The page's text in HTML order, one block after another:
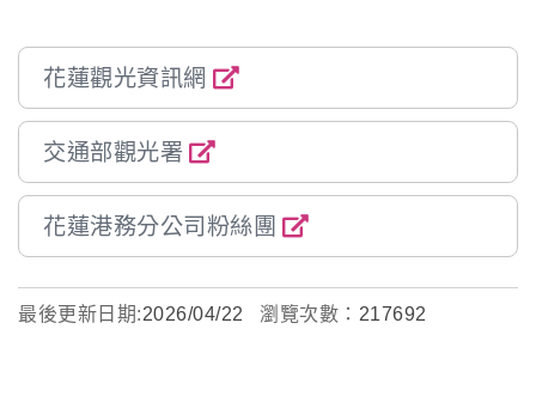
花蓮觀光資訊網
交通部觀光署
花蓮港務分公司粉絲團
最後更新日期:2026/04/22 瀏覽次數： 217692